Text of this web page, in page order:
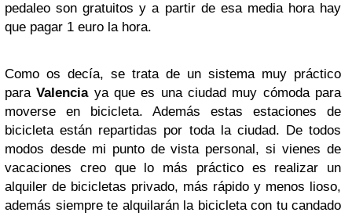
pedaleo son gratuitos y a partir de esa media hora hay
que pagar 1 euro la hora.
Como os decía, se trata de un sistema muy práctico
paraValenciaya que es una ciudad muy cómoda para
moverse en bicicleta. Además estas estaciones de
bicicleta están repartidas por toda la ciudad. De todos
modos desde mi punto de vista personal, si vienes de
vacaciones creo que lo más práctico es realizar un
alquiler de bicicletas privado, más rápido y menos lioso,
además siempre te alquilarán la bicicleta con tu candado